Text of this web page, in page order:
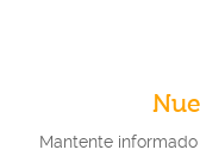
Mantente